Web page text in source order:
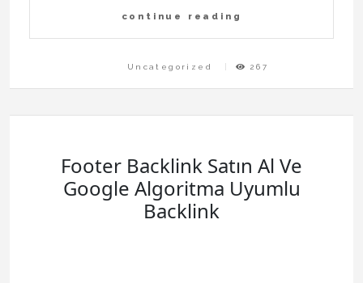
continue reading
Uncategorized 267
Footer Backlink Satın Al Ve
Google Algoritma Uyumlu
Backlink